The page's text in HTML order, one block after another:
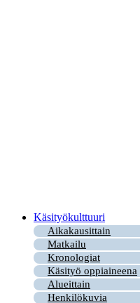
Käsityökulttuuri
Aikakausittain
Matkailu
Kronologiat
Käsityö oppiaineena
Alueittain
Henkilökuvia